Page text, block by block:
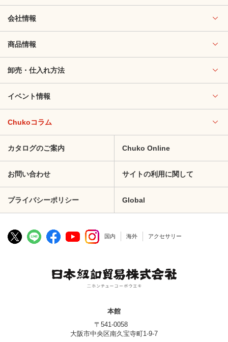
会社情報
商品情報
卸売・仕入れ方法
イベント情報
Chukoコラム
カタログのご案内 Chuko Online
お問い合わせ サイトの利用に関して
プライバシーポリシー Global
国内 海外 アクセサリー
本館
〒541-0058
大阪市中央区南久宝寺町1-9-7